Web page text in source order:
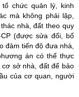
chức quản lý, kinh
mà không phải lập,
nhà, đất theo quy
(được sửa đổi, bổ
đảm tiến độ đưa nhà,
án có thể thực
sở nhà, đất để bảo
của cơ quan, người